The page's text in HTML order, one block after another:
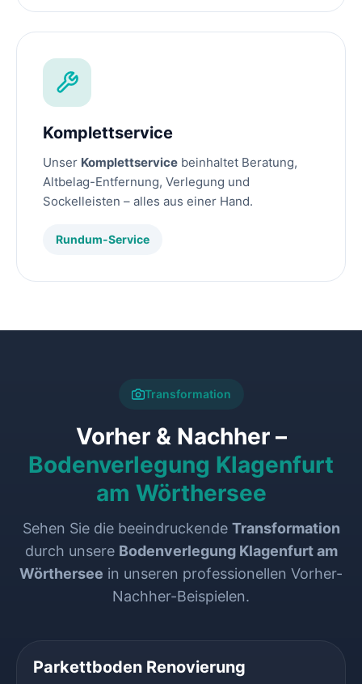
Komplettservice
Unser Komplettservice beinhaltet Beratung,
Altbelag-Entfernung, Verlegung und
Sockelleisten – alles aus einer Hand.
Rundum-Service
Transformation
Vorher & Nachher –
Bodenverlegung Klagenfurt
am Wörthersee
Sehen Sie die beeindruckende Transformation
durch unsere Bodenverlegung Klagenfurt am
Wörthersee in unseren professionellen Vorher-
Nachher-Beispielen.
Parkettboden Renovierung